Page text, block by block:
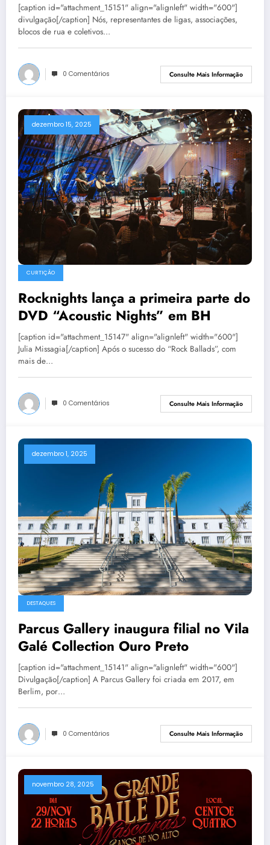
[caption id="attachment_15151" align="alignleft" width="600"]
divulgação[/caption] Nós, representantes de ligas, associações,
blocos de rua e coletivos…
0 Comentários Consulte Mais Informação
dezembro 15, 2025
CURTIÇÃO
Rocknights lança a primeira parte do
DVD “Acoustic Nights” em BH
[caption id="attachment_15147" align="alignleft" width="600"]
Julia Missagia[/caption] Após o sucesso do “Rock Ballads”, com
mais de…
0 Comentários Consulte Mais Informação
dezembro 1, 2025
DESTAQUES
Parcus Gallery inaugura filial no Vila
Galé Collection Ouro Preto
[caption id="attachment_15141" align="alignleft" width="600"]
Divulgação[/caption] A Parcus Gallery foi criada em 2017, em
Berlim, por…
0 Comentários Consulte Mais Informação
novembro 28, 2025